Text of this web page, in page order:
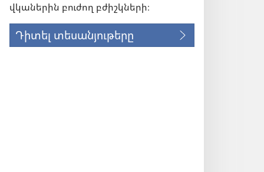
վկաներին բուժող բժիշկների։
Դիտել տեսանյութերը